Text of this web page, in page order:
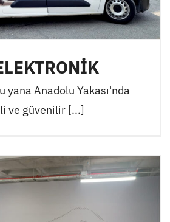
yana Anadolu Yakası'nda
ve güvenilir [...]